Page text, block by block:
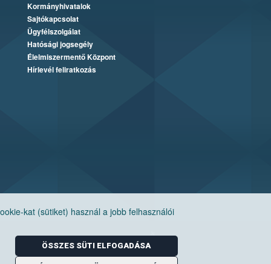
kat (sütiket) használ a jobb felhasználói
ÖSSZES SÜTI ELFOGADÁSA
Kormányhivatalok
Sajtókapcsolat
Ügyfélszolgálat
Hatósági jogsegély
Élelmiszermentő Központ
Hírlevél feliratkozás